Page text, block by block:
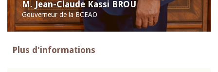
M. Jean-Claude Kassi BROU
Gouverneur de la BCEAO
Plus d'informations